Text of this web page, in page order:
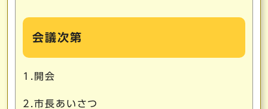
会議次第
1.開会
2.市長あいさつ